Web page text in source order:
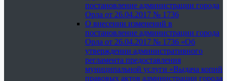
постановление администрации города
Орла от 26.04.2017 № 1736
О внесении изменений в
постановление администрации города
Орла от 26.04.2017 № 1736 «Об
утверждении административного
регламента предоставления
муниципальной услуги «Выдача копий
правовых актов администрации города